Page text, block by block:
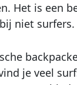
Het is een
niet surfers.
je veel